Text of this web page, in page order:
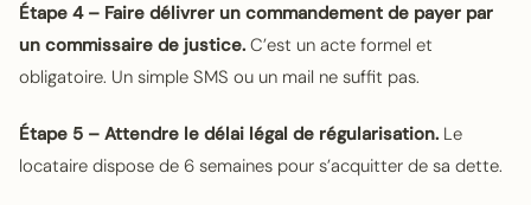
Étape 4 – Faire délivrer un commandement de payer par
un commissaire de justice. C’est un acte formel et
obligatoire. Un simple SMS ou un mail ne suffit pas.
Étape 5 – Attendre le délai légal de régularisation. Le
locataire dispose de 6 semaines pour s’acquitter de sa dette.